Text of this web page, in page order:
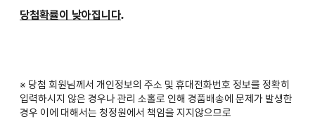
당첨확률이 낮아집니다.
※ 당첨 회원님께서 개인정보의 주소 및 휴대전화번호 정보를 정확히
입력하시지 않은 경우나 관리 소홀로 인해 경품배송에 문제가 발생한
경우 이에 대해서는 청정원에서 책임을 지지않으므로